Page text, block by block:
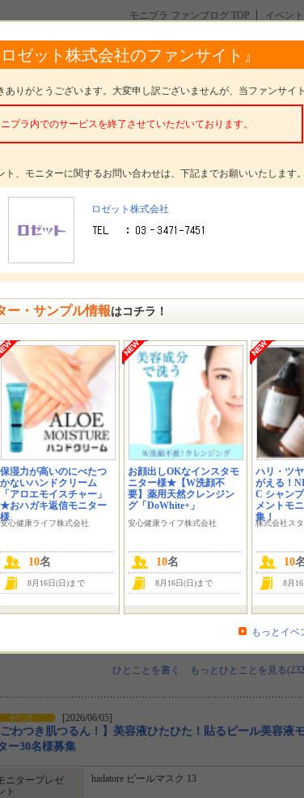
モニプラ ファンブログ TOP イベン
ロゼット株式会社のファンサイト』
ありがとうございます。大変申し訳ございませんが、当ファンサイ
プラ内でのサービスを終了させていただいております。
ト、モニターに関するお問い合わせは、下記までお願いいたします
ロゼット株式会社
ー・サンプル情報はコチラ！
保湿力が高いのにべたつ
かないハンドクリーム
「アロエモイスチャー」
★おハガキ返信モニター
様
安心健康ライフ株式会社
10名
8月16日(日)まで
お顔出しOKなインスタモ
ニター様★【W洗顔不
要】薬用天然クレンジン
グ「DoWhite+」
安心健康ライフ株式会社
10名
8月16日(日)まで
ハリ・ツ
がえる！
C シャン
メントモ
集！
株式会社ス
10
8月
もっとイベ
[2026/06/12]
クレンジングバーム使い比べ！】インスタ投稿モニター30
ト
夢みる クリアブラックモイスチャー
夢みる スムースモイスチャー
集期間 2026年6月12日(金) ～ 2026年6月21日(日)
ベントの種類 かんたん応募
投稿方法
顔出しＯＫです！
あたったら精一杯紹介させていただきます。
ぜひ試してみたいです…
レイ [ 2026/06/21 23:57 ]
ロゼット大好きでこのクレンジングバームはずっと使って
みたかったので、ぜひモニターとして参加させていただけ
たら嬉しいです！
りこ[ 2026/06/21 23:44 ]
肌の調子に合わせてクレンジングを使い分け出来たらと思
い、応募させて頂きました。メイク落ちと優しさを兼ね備
えたクレンジングバーム、ぜひ使い比べてみたいです！当
ひとことを書く もっとひとことを見る
[2026/06/05]
ごわつき肌つるん！】美容液ひたひた！貼るピール美容液
ー30名様募集
ニタープレゼ
ト
hadatore ピールマスク 13